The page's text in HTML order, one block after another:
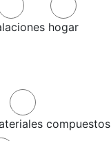
hogar
compuestos